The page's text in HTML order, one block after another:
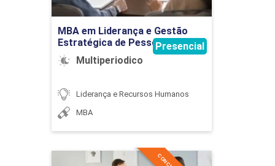
MBA em Liderança e Gestão
Estratégica de Pessoas
Multiperiodico
Presencial
Liderança e Recursos Humanos
MBA